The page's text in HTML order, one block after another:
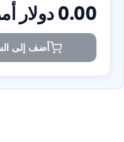
0.00دولار
أضف إلى